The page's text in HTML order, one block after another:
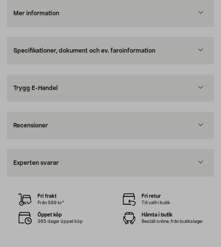
Mer information
Specifikationer, dokument och ev. faroinformation
Trygg E-Handel
Recensioner
Experten svarar
Fri frakt
Från 599 kr*
Fri retur
Till valfri butik
Öppet köp
365 dagar öppet köp
Hämta i butik
Beställ online, från butikslager